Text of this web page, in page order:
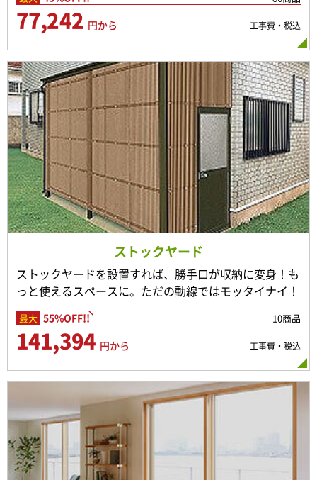
77,242 円から 工事費・税込
ストックヤード
ストックヤードを設置すれば、勝手口が収納に変身！も
っと使えるスペースに。ただの動線ではモッタイナイ！
最大 55%OFF!! 10商品
141,394 円から 工事費・税込